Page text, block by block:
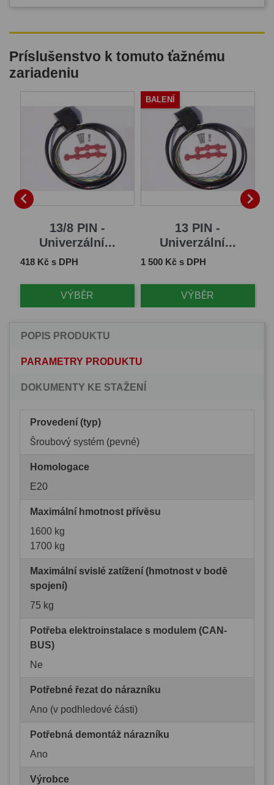
Príslušenstvo k tomuto ťažnému
zariadeniu

13/8 PIN -
Univerzální...
Cena
418 Kč s DPH
VÝBĚR
13 PIN -
Univerzální...
Cena
1 500 Kč s DPH
VÝBĚR
BALENÍ

POPIS PRODUKTU
PARAMETRY PRODUKTU
DOKUMENTY KE STAŽENÍ
Provedení (typ)
Šroubový systém (pevné)
Homologace
E20
Maximální hmotnost přívěsu
1600 kg
1700 kg
Maximální svislé zatížení (hmotnost v bodě
spojení)
75 kg
Potřeba elektroinstalace s modulem (CAN-
BUS)
Ne
Potřebné řezat do nárazníku
Ano (v podhledové části)
Potřebná demontáž nárazníku
Ano
Výrobce